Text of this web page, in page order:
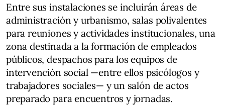
Entre sus instalaciones se incluirán áreas de
administración y urbanismo, salas polivalentes
para reuniones y actividades institucionales, una
zona destinada a la formación de empleados
públicos, despachos para los equipos de
intervención social —entre ellos psicólogos y
trabajadores sociales— y un salón de actos
preparado para encuentros y jornadas.